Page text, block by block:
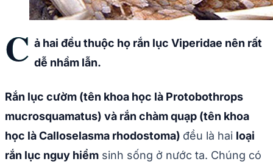
C ả hai đều thuộc họ rắn lục Viperidae nên rất
dễ nhầm lẫn.
Rắn lục cườm (tên khoa học là Protobothrops
mucrosquamatus) và rắn chàm quạp (tên khoa
học là Calloselasma rhodostoma) đều là hai loại
rắn lục nguy hiểm sinh sống ở nước ta. Chúng có